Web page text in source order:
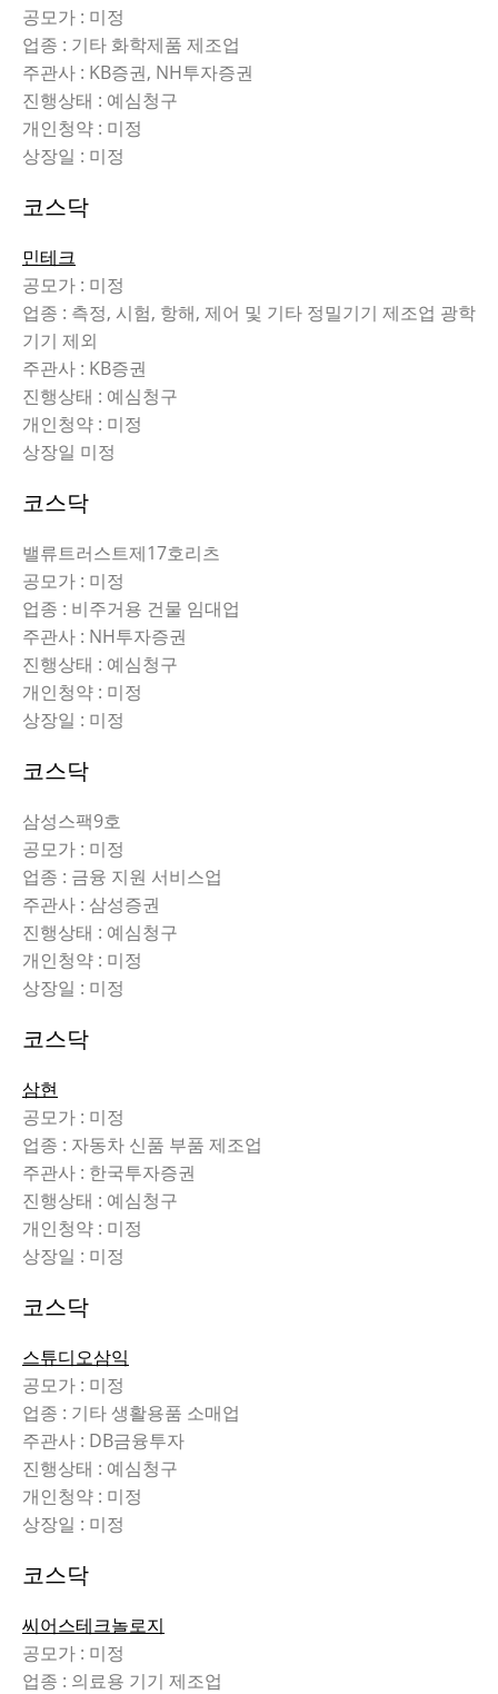
공모가 : 미정
업종 : 기타 화학제품 제조업
주관사 : KB증권, NH투자증권
진행상태 : 예심청구
개인청약 : 미정
상장일 : 미정
코스닥
민테크
공모가 : 미정
업종 : 측정, 시험, 항해, 제어 및 기타 정밀기기 제조업 광학
기기 제외
주관사 : KB증권
진행상태 : 예심청구
개인청약 : 미정
상장일 미정
코스닥
밸류트러스트제17호리츠
공모가 : 미정
업종 : 비주거용 건물 임대업
주관사 : NH투자증권
진행상태 : 예심청구
개인청약 : 미정
상장일 : 미정
코스닥
삼성스팩9호
공모가 : 미정
업종 : 금융 지원 서비스업
주관사 : 삼성증권
진행상태 : 예심청구
개인청약 : 미정
상장일 : 미정
코스닥
삼현
공모가 : 미정
업종 : 자동차 신품 부품 제조업
주관사 : 한국투자증권
진행상태 : 예심청구
개인청약 : 미정
상장일 : 미정
코스닥
스튜디오삼익
공모가 : 미정
업종 : 기타 생활용품 소매업
주관사 : DB금융투자
진행상태 : 예심청구
개인청약 : 미정
상장일 : 미정
코스닥
씨어스테크놀로지
공모가 : 미정
업종 : 의료용 기기 제조업